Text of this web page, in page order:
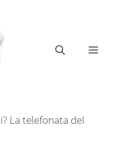
La telefonata del